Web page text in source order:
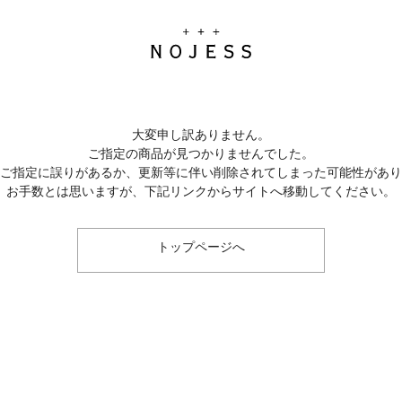
大変申し訳ありません。
ご指定の商品が見つかりませんでした。
指定に誤りがあるか、更新等に伴い削除されてしまった可能性があ
お手数とは思いますが、下記リンクからサイトへ移動してください。
トップページへ